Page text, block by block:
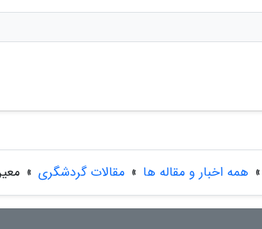
» همه اخبار و مقاله ها » مقالات گردشگری »